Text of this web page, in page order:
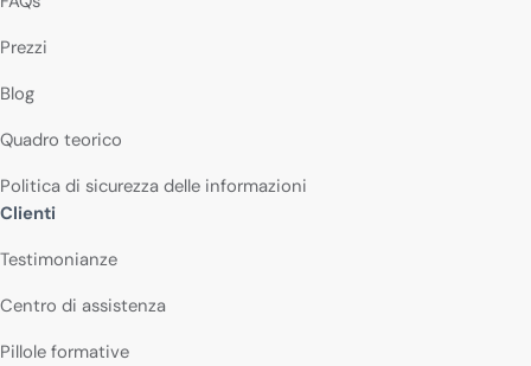
Prezzi
Blog
Quadro teorico
Politica di sicurezza delle informazioni
Clienti
Testimonianze
Centro di assistenza
Pillole formative